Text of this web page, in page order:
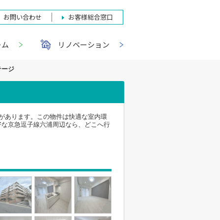
お問い合わせ お客様総合窓口
リノベーション
ージ
あります。この物件は快適な室内環
京急逗子線六浦周辺なら、どこへ行